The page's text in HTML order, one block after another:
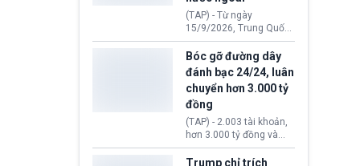
đến ổ dịch Salmonella
khiến ít nhất 110 người
mắc bệnh tại bang
Minnesota.
(TAP) - Từ ngày
15/9/2026, Trung Quốc
áp dụng quy định mới về
quản lý xuất nhập cảnh.
Một hành vi vi phạm giấy
tờ, xuất nhập cảnh trái
phép hay liên quan kiểm
soát công nghệ có thể
khiến công dân Trung
Quốc đối mặt lệnh cấm
xuất cảnh kéo dài tới 3
năm. Trong khi đó, người
Bóc gỡ đường dây
đánh bạc 24/24, luân
chuyển hơn 3.000 tỷ
đồng
(TAP) - 2.003 tài khoản,
hơn 3.000 tỷ đồng và
một đường dây đánh
bạc xuyên quốc gia vận
Trump chỉ trích